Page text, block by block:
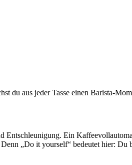
du aus jeder Tasse einen Barista-
Entschleunigung. Ein
„Do it yourself“ bedeutet hier: Du